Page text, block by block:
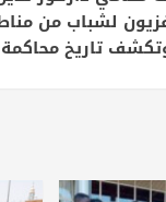
تاريخ